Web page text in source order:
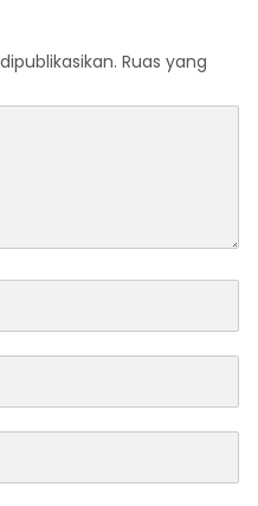
Ruas yang